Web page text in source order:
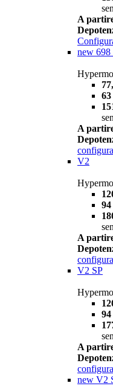
A
new 698
A
configura
V2
A
configura
V2 SP
A
configura
new V2